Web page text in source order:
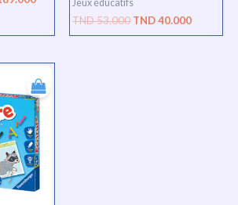
Jeux éducatifs
TND53.000 TND40.000
prix
actuel
est :
TND
167.000.